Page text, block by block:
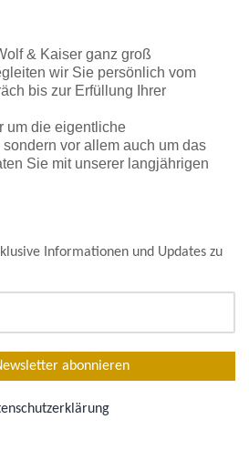
& Kaiser ganz groß
wir Sie persönlich vom
bis zur Erfüllung Ihrer
um die eigentliche
sondern vor allem auch um das
Sie mit unserer langjährigen
Informationen und Updates zu